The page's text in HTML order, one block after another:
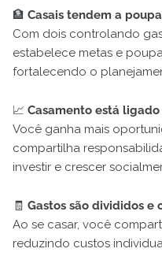
🏦 Casais tendem a
Com dois controlando
estabelece metas e
fortalecendo o
📈 Casamento está
Você ganha mais
compartilha
investir e crescer
🧾 Gastos são divididos e
Ao se casar, você
reduzindo custos